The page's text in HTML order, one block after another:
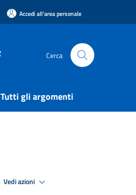
Accedi all'area personale
Cerca
Tutti gli argomenti
Vedi azioni